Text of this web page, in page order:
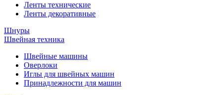
Ленты технические
Ленты декоративные
Шнуры
Швейная техника
Швейные машины
Оверлоки
Иглы для швейных машин
Принадлежности для машин